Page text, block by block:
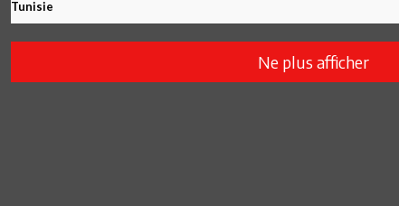
Tunisie
Ne plus afficher